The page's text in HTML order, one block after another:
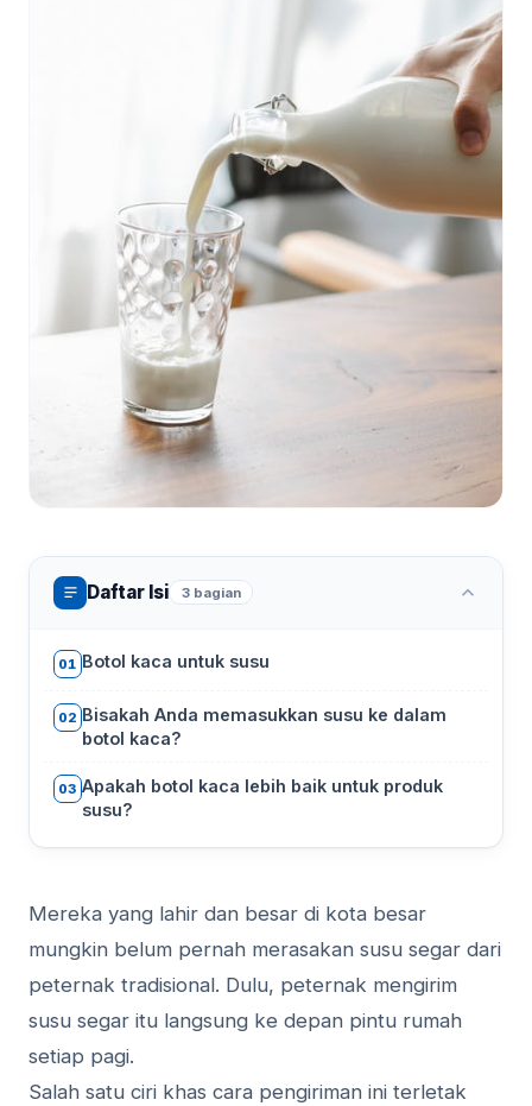
Daftar Isi 3 bagian
01 Botol kaca untuk susu
02 Bisakah Anda memasukkan susu ke dalam
botol kaca?
03 Apakah botol kaca lebih baik untuk produk
susu?
Mereka yang lahir dan besar di kota besar
mungkin belum pernah merasakan susu segar dari
peternak tradisional. Dulu, peternak mengirim
susu segar itu langsung ke depan pintu rumah
setiap pagi.
Salah satu ciri khas cara pengiriman ini terletak